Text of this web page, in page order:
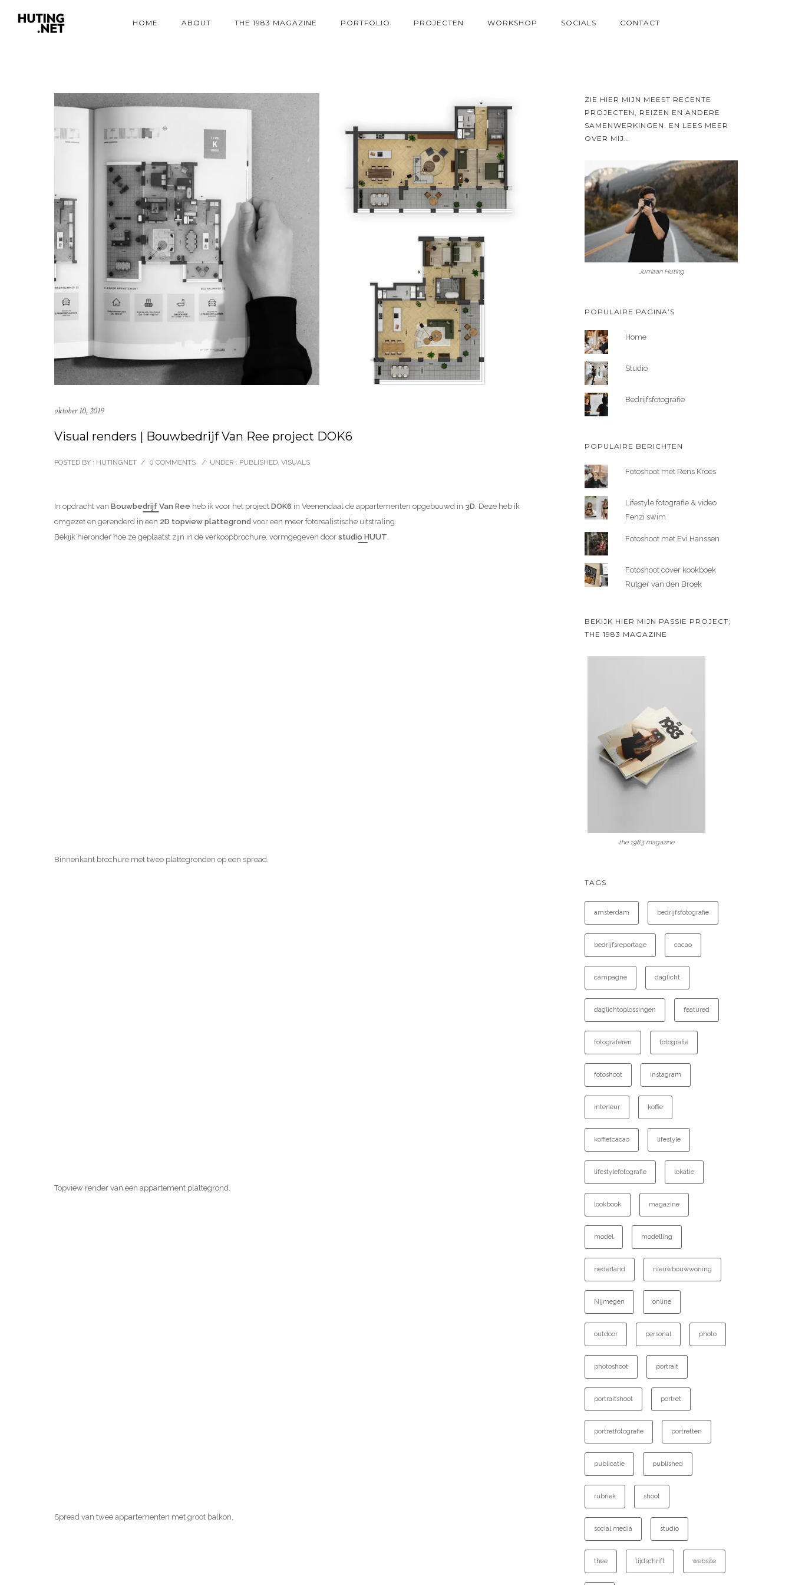
HOME ABOUT THE 1983 MAGAZINE PORTFOLIO PROJECTEN WORKSHOP SOCIALS CONTACT
oktober 10, 2019
Visual renders | Bouwbedrijf Van Ree project DOK6
POSTED BY : HUTINGNET / 0 COMMENTS / UNDER : PUBLISHED, VISUALS
In opdracht van Bouwbedrijf Van Ree heb ik voor het project DOK6 in Veenendaal de appartementen opgebouwd in 3D . Deze heb ik
omgezet en gerenderd in een 2D topview plattegrond voor een meer fotorealistische uitstraling.
Bekijk hieronder hoe ze geplaatst zijn in de verkoopbrochure, vormgegeven door studio HUUT
Binnenkant brochure met twee plattegronden op een spread.
Topview render van een appartement plattegrond.
Spread van twee appartementen met groot balkon.
ZIE HIER MIJN MEEST RECENTE
PROJECTEN, REIZEN EN ANDERE
SAMENWERKINGEN. EN LEES MEER
OVER MIJ…
Jurriaan Huting
POPULAIRE PAGINA’S
Home
Studio
Bedrijfsfotografie
POPULAIRE BERICHTEN
Fotoshoot met Rens Kroes
Lifestyle fotografie & video
Fenzi swim
Fotoshoot met Evi Hanssen
Fotoshoot cover kookboek
Rutger van den Broek
BEKIJK HIER MIJN PASSIE PROJECT;
THE 1983 MAGAZINE
the 1983 magazine
TAGS
amsterdam bedrijfsfotografie
bedrijfsreportage cacao
campagne daglicht
daglichtoplossingen featured
fotograferen fotografie
fotoshoot instagram
interieur koffie
koffietcacao lifestyle
lifestylefotografie lokatie
lookbook magazine
model modelling
nederland nieuwbouwwoning
Nijmegen online
outdoor personal photo
photoshoot portrait
portraitshoot portret
portretfotografie portretten
publicatie published
rubriek shoot
social media studio
thee tijdschrift website